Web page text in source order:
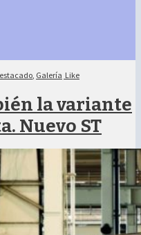
, Galería Like
la variante
Nuevo ST